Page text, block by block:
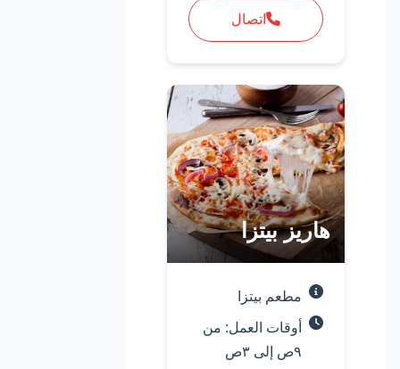
اتصال
هاريز بيتزا
مطعم بيتزا
أوقات العمل: من
٩ص إلى ٣ص